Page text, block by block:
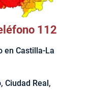
112
en Castilla-La
Ciudad Real,